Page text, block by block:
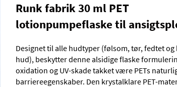
Runk fabrik 30 ml PET
lotionpumpeflaske til
Designet til alle hudtyper (følsom, tør, fedtet
hud), beskytter denne alsidige flaske
oxidation og UV-skade takket være PETs
barriereegenskaber. Den krystalklare PET-